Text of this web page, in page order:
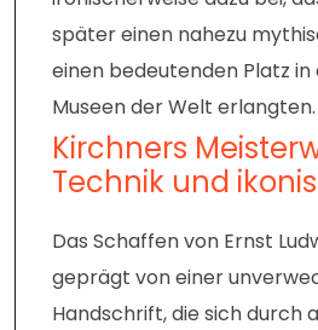
später einen nahezu
einen bedeutenden Platz
Museen der Welt erlangten.
Kirchners
Technik und
Das Schaffen von Ernst
geprägt von einer
Handschrift, die sich durch